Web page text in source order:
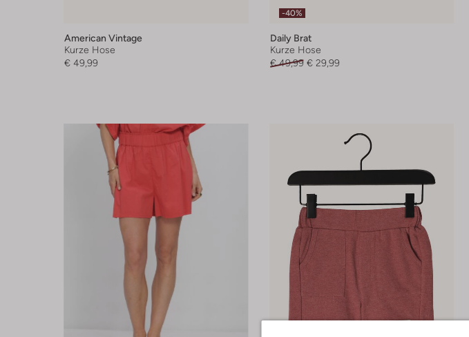
American Vintage
Kurze Hose
€ 49,99
-40%
Daily Brat
Kurze Hose
€ 49,99 € 29,99